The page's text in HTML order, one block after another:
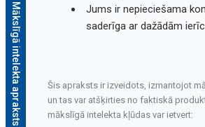
Mākslīgā intelekta apraksts
Jums ir nepieciešama
saderīga ar dažādām
Šis apraksts ir izveidots, izmantojot
un tas var atšķirties no faktiskā
mākslīgā intelekta kļūdas var ietvert: